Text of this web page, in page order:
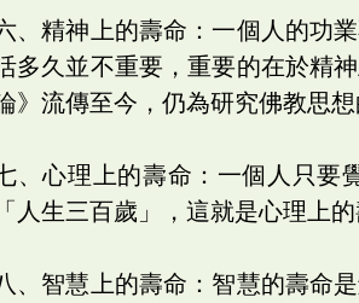
、精神上的壽命：一個人的功
多久並不重要，重要的在於精
》流傳至今，仍為研究佛教思
、心理上的壽命：一個人只要
「人生三百歲」，這就是心理上的
、智慧上的壽命：智慧的壽命